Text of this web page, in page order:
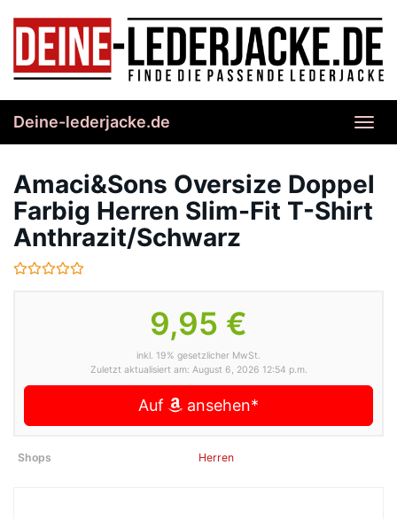
content
Deine-lederjacke.de
Amaci&Sons Oversize Doppel
Farbig Herren Slim-Fit T-Shirt
Anthrazit/Schwarz
9,95 €
inkl. 19% gesetzlicher MwSt.
Zuletzt aktualisiert am: August 6, 2026 12:54 p.m.
Auf ansehen*
Shops Herren